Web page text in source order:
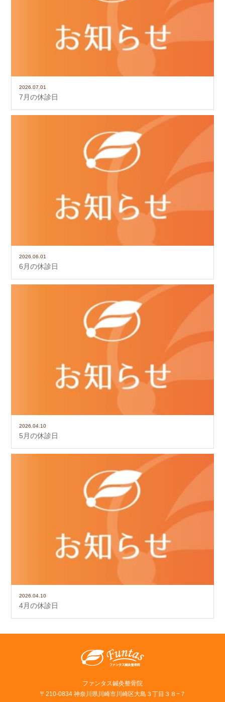
2026.07.01
7月の休診日
2026.06.01
6月の休診日
2026.04.10
5月の休診日
2026.04.10
4月の休診日
ファンタス鍼灸整骨院
〒210-0834 神奈川県川崎市川崎区大島３丁目３８−７